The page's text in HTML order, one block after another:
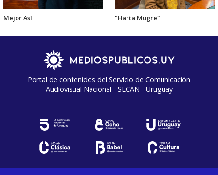
Mejor Así "Harta Mugre"
Portal de contenidos del Servicio de Comunicación
Audiovisual Nacional - SECAN - Uruguay